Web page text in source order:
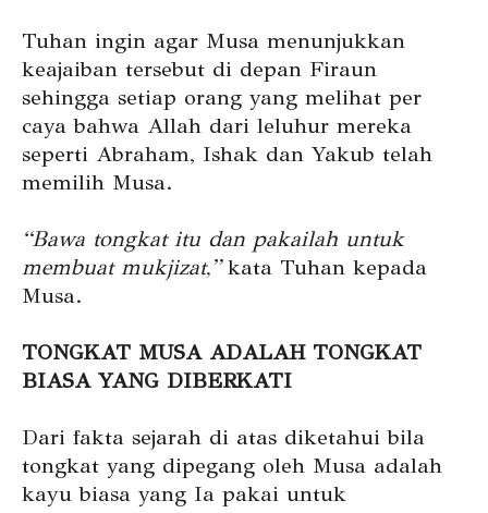
Tuhan ingin agar Musa menunjukkan
keajaiban tersebut di depan Firaun
sehingga setiap orang yang melihat per
caya bahwa Allah dari leluhur mereka
seperti Abraham, Ishak dan Yakub telah
memilih Musa.
“Bawa tongkat itu dan pakailah untuk
membuat mukjizat,”kata Tuhan kepada
Musa.
TONGKAT MUSA ADALAH TONGKAT
BIASA YANG DIBERKATI
Dari fakta sejarah di atas diketahui bila
tongkat yang dipegang oleh Musa adalah
kayu biasa yang Ia pakai untuk